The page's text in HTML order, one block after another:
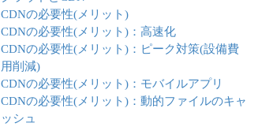
CDNの必要性(メリット)
CDNの必要性(メリット)：高速化
CDNの必要性(メリット)：ピーク対策(設備費
用削減)
CDNの必要性(メリット)：モバイルアプリ
CDNの必要性(メリット)：動的ファイルのキャ
ッシュ